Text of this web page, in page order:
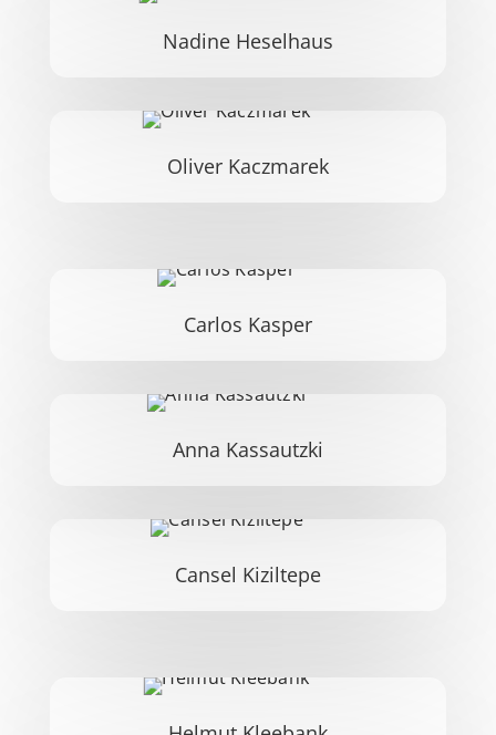
Nadine Heselhaus
Oliver Kaczmarek
Carlos Kasper
Anna Kassautzki
Cansel Kiziltepe